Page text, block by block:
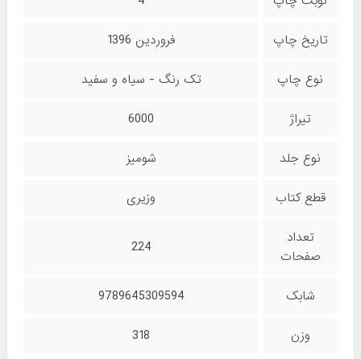
تاریخ چاپ فروردین 1396
نوع چاپ تک رنگ - سیاه و سفید
تیراژ 6000
نوع جلد شومیز
قطع کتاب وزیری
تعداد
صفحات
224
شابک 9789645309594
وزن 318